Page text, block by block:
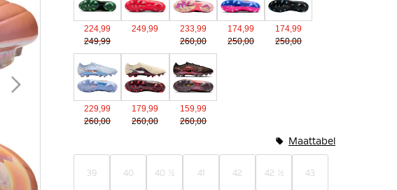
224,99
249,99
249,99
233,99
260,00
174,99
250,00
174,99
250,00
229,99
260,00
179,99
260,00
159,99
260,00
39 40 40 ½ 41 42 42 ½ 43
Maattabel